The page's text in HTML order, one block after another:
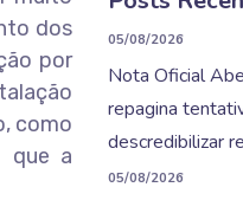
dos
por
como
que a
05/08/2026
Nota Oficial
repagina
descredibilizar
05/08/2026